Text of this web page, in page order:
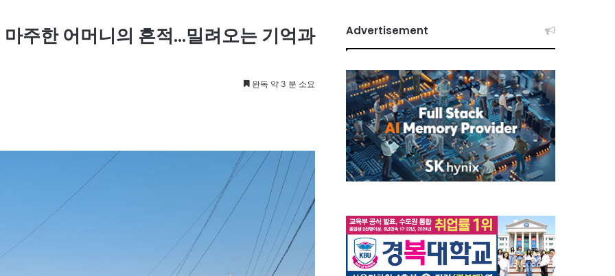
주한 어머니의 흔적…밀려오는 기억과
완독 약 3 분 소요
Advertisement